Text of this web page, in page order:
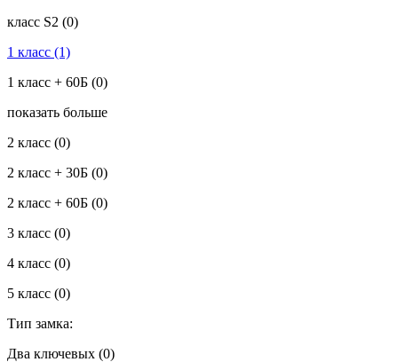
класс S2 (0)
1 класс (1)
1 класс + 60Б (0)
показать больше
2 класс (0)
2 класс + 30Б (0)
2 класс + 60Б (0)
3 класс (0)
4 класс (0)
5 класс (0)
Тип замка:
Два ключевых (0)